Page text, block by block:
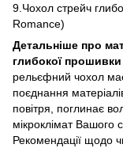
9.Чохол стрейч
Romance)
Детальніше про
глибокої прошивки
рельєфний чохол
поєднання
повітря, поглинає
мікроклімат Вашого
Рекомендації щодо